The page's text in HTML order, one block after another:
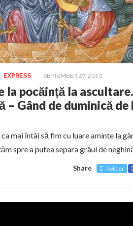
EXPRESS - SEPTEMBER 27, 2020
la pocăință la ascultare.
– Gând de duminică de
mai întâi să fim cu luare aminte la
spre a putea separa grâul de
Share Twitter